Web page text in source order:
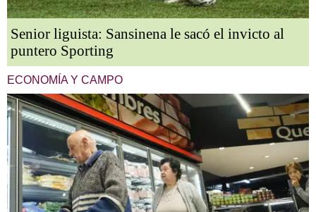
Senior liguista: Sansinena le sacó el invicto al
puntero Sporting
ECONOMÍA Y CAMPO